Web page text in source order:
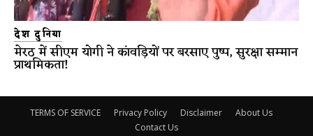
देश दुनिया
मेरठ में सीएम योगी ने कांवड़ियों पर बरसाए पुष्प, सुरक्षा सम्मान
प्राथमिकता!
TERMS OF SERVICE Privacy Policy Disclaimer
About Us
Contact Us